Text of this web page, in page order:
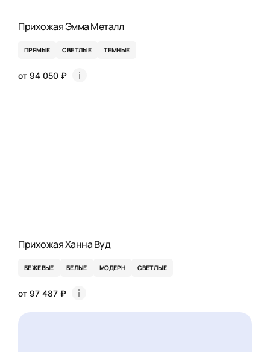
Прихожая Эмма Металл
ПРЯМЫЕ СВЕТЛЫЕ ТЕМНЫЕ
от 94 050 ₽
Прихожая Ханна Вуд
БЕЖЕВЫЕ БЕЛЫЕ МОДЕРН СВЕТЛЫЕ
от 97 487 ₽